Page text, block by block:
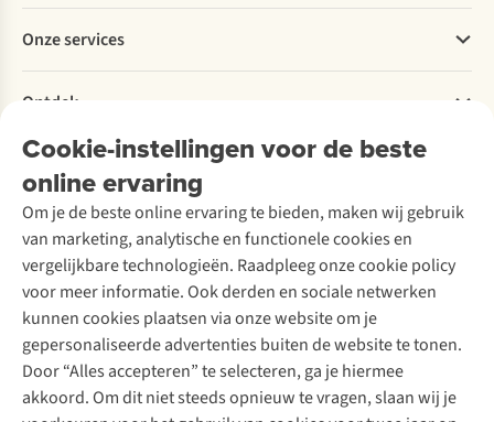
Cookie-instellingen voor de beste
online ervaring
Om je de beste online ervaring te bieden, maken wij gebruik
van marketing, analytische en functionele cookies en
vergelijkbare technologieën. Raadpleeg onze cookie policy
voor meer informatie. Ook derden en sociale netwerken
kunnen cookies plaatsen via onze website om je
gepersonaliseerde advertenties buiten de website te tonen.
Door “Alles accepteren” te selecteren, ga je hiermee
akkoord. Om dit niet steeds opnieuw te vragen, slaan wij je
Betalen
Levering
Retourneren
Bestelling herroepen
Garantie
Contact
Explore More
Verantwoord ondernemen
Over Ayacucho
Onze winkels
Over A.S.Adventure
Toegankelijkheidsverklaring
Onze services
Ski-onderhoud
Wasservice
Schoenonderhoud
Schoenherstelling
Kledingherstelling
Retouches
Voor bedrijven
Ontdek
A.S.Magazine
Podcast
Explore Academy
Explore Camp
Gear Check
Inspiratie & advies
Meld je aan voor de nieuwsbrief
Follow us